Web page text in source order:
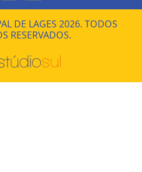
DE LAGES 2026. TODOS
RESERVADOS.